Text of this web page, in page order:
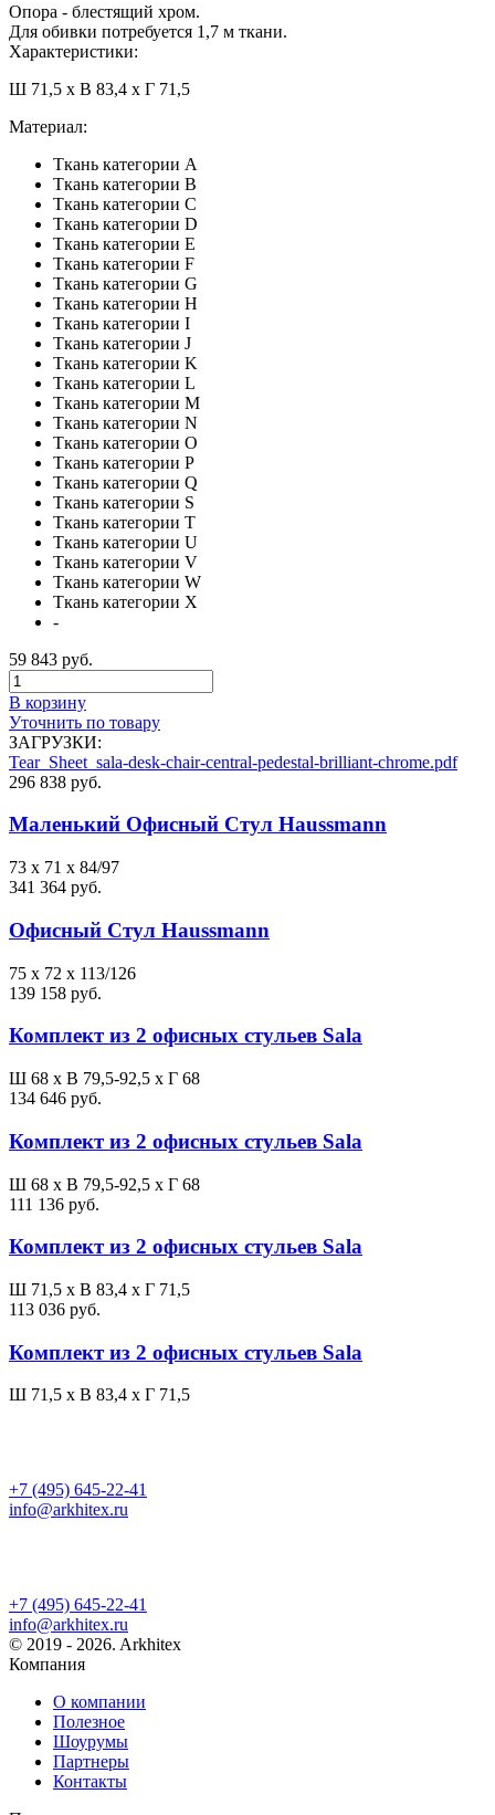
Опора - блестящий хром.
Для обивки потребуется 1,7 м ткани.
Характеристики:
Ш 71,5 x В 83,4 x Г 71,5
Материал:
Ткань категории A
Ткань категории B
Ткань категории C
Ткань категории D
Ткань категории E
Ткань категории F
Ткань категории G
Ткань категории H
Ткань категории I
Ткань категории J
Ткань категории K
Ткань категории L
Ткань категории M
Ткань категории N
Ткань категории O
Ткань категории P
Ткань категории Q
Ткань категории S
Ткань категории T
Ткань категории U
Ткань категории V
Ткань категории W
Ткань категории X
-
59 843 руб.
В корзину
Уточнить по товару
ЗАГРУЗКИ:
Tear_Sheet_sala-desk-chair-central-pedestal-brilliant-chrome.pdf
296 838 руб.
Маленький Офисный Стул Haussmann
73 x 71 x 84/97
341 364 руб.
Офисный Стул Haussmann
75 x 72 x 113/126
139 158 руб.
Комплект из 2 офисных стульев Sala
Ш 68 x В 79,5-92,5 x Г 68
134 646 руб.
Комплект из 2 офисных стульев Sala
Ш 68 x В 79,5-92,5 x Г 68
111 136 руб.
Комплект из 2 офисных стульев Sala
Ш 71,5 x В 83,4 x Г 71,5
113 036 руб.
Комплект из 2 офисных стульев Sala
Ш 71,5 x В 83,4 x Г 71,5
+7 (495) 645-22-41
info@arkhitex.ru
+7 (495) 645-22-41
info@arkhitex.ru
© 2019 - 2026. Arkhitex
Компания
О компании
Полезное
Шоурумы
Партнеры
Контакты